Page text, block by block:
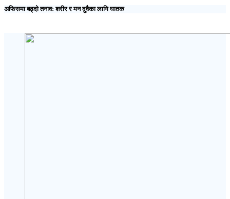
अफिसमा बढ्दो तनाव: शरीर र मन दुवैका लागि घातक